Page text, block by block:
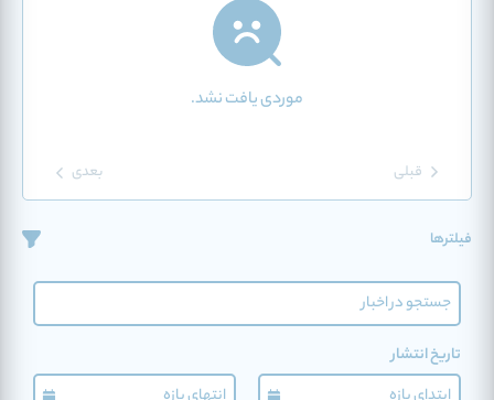
موردی یافت نشد.
قبلی بعدی
فیلترها
تاریخ انتشار